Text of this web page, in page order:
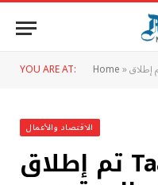
YOU ARE AT: Home»
الاقتصاد والأعمال
تم إطلاق Taager في